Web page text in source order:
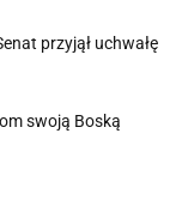
przyjął uchwałę
swoją Boską